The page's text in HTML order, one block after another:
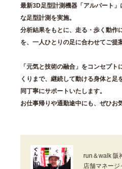
最新3D足型計測機器「アルバート
な足型計測を実施。
分析結果をもとに、走る・歩く動作
を、一人ひとりの足に合わせてご提
「元気と技術の融合」をコンセプ
くりまで、継続して動ける身体と足
同丁寧にサポートいたします。
お仕事帰りや通勤途中にも、ぜひお
run＆walk 阪
店舗マネージ